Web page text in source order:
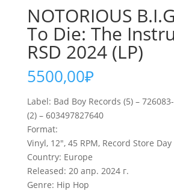
NOTORIOUS
To Die: The
RSD 2024 (LP)
5500,00₽
Label: Bad Boy Records (5) –
(2) – 603497827640
Format:
Vinyl, 12″, 45 RPM, Record Store Day
Country: Europe
Released: 20 апр. 2024 г.
Genre: Hip Hop